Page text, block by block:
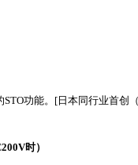
功能。[日本同行业首创
时）